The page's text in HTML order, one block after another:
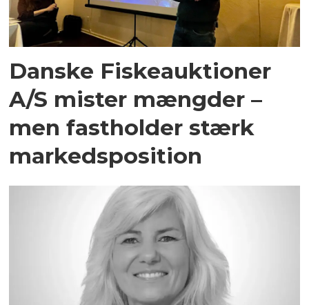
Danske Fiskeauktioner
A/S mister mængder –
men fastholder stærk
markedsposition